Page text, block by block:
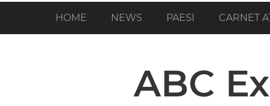
HOME NEWS PAESI CARNET
ABC